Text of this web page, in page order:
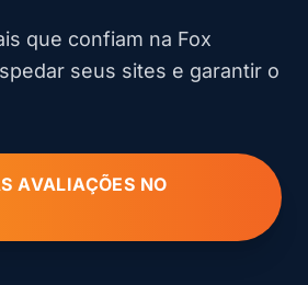
que confiam na Fox
seus sites e garantir o
AVALIAÇÕES NO